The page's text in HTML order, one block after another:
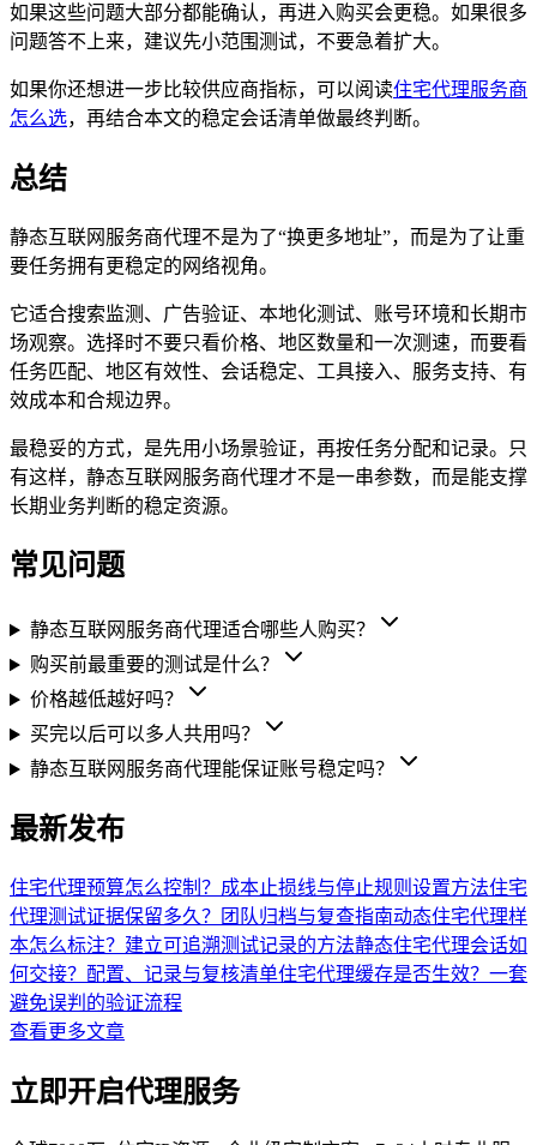
如果这些问题大部分都能确认，再进入购买会更稳。如果很多
问题答不上来，建议先小范围测试，不要急着扩大。
如果你还想进一步比较供应商指标，可以阅读住宅代理服务商
怎么选，再结合本文的稳定会话清单做最终判断。
总结
静态互联网服务商代理不是为了“换更多地址”，而是为了让重
要任务拥有更稳定的网络视角。
它适合搜索监测、广告验证、本地化测试、账号环境和长期市
场观察。选择时不要只看价格、地区数量和一次测速，而要看
任务匹配、地区有效性、会话稳定、工具接入、服务支持、有
效成本和合规边界。
最稳妥的方式，是先用小场景验证，再按任务分配和记录。只
有这样，静态互联网服务商代理才不是一串参数，而是能支撑
长期业务判断的稳定资源。
常见问题
静态互联网服务商代理适合哪些人购买？
购买前最重要的测试是什么？
价格越低越好吗？
买完以后可以多人共用吗？
静态互联网服务商代理能保证账号稳定吗？
最新发布
住宅代理预算怎么控制？成本止损线与停止规则设置方法住宅
代理测试证据保留多久？团队归档与复查指南动态住宅代理样
本怎么标注？建立可追溯测试记录的方法静态住宅代理会话如
何交接？配置、记录与复核清单住宅代理缓存是否生效？一套
避免误判的验证流程
查看更多文章
立即开启代理服务